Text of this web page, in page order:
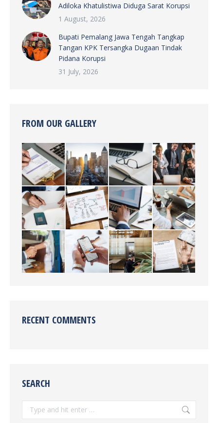
Adiloka Khatulistiwa Diduga Sarat Korupsi
1 August, 2026
Bupati Pemalang Jawa Tengah Tangkap
Tangan KPK Tersangka Dugaan Tindak
Pidana Korupsi
31 July, 2026
FROM OUR GALLERY
RECENT COMMENTS
SEARCH
Search: